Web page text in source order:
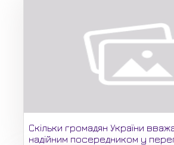
Скільки громадян України
надійним посередником у